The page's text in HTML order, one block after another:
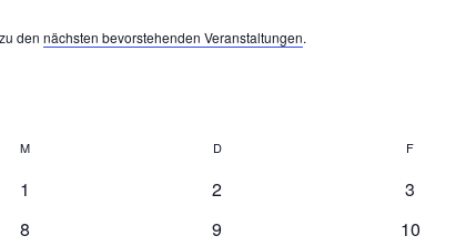
den nächsten bevorstehenden Veranstaltungen.
MMittwoch DDonnerstag F
0
1
0
2
0
3
0
8
0
9
0
10